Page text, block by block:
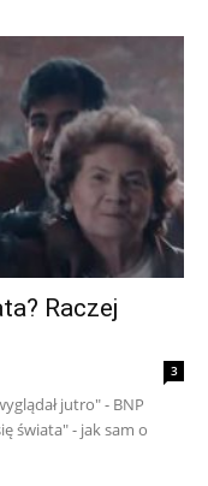
Raczej
3
jutro" - BNP
świata" - jak sam o